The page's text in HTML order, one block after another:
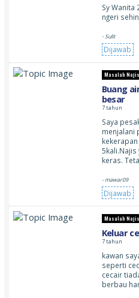
Sy
ngeri
- Sulit
Dijawab
Masalah Najis
Buang
besar
7 tahun
Saya
menjalani
5kali.Najis
keras.
- mawar09
Dijawab
Masalah Najis
Keluar
7 tahun
kawan
seperti
cecair
berbau